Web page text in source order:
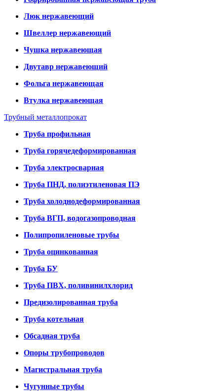
Люк нержавеющий
Швеллер нержавеющий
Чушка нержавеющая
Двутавр нержавеющий
Фольга нержавеющая
Втулка нержавеющая
Трубный металлопрокат
Труба профильная
Труба горячедеформированная
Труба электросварная
Труба ПНД, полиэтиленовая ПЭ
Труба холоднодеформированная
Труба ВГП, водогазопроводная
Полипропиленовые трубы
Труба оцинкованная
Труба БУ
Труба ПВХ, поливинилхлорид
Предизолированная труба
Труба котельная
Обсадная труба
Опоры трубопроводов
Магистральная труба
Чугунные трубы